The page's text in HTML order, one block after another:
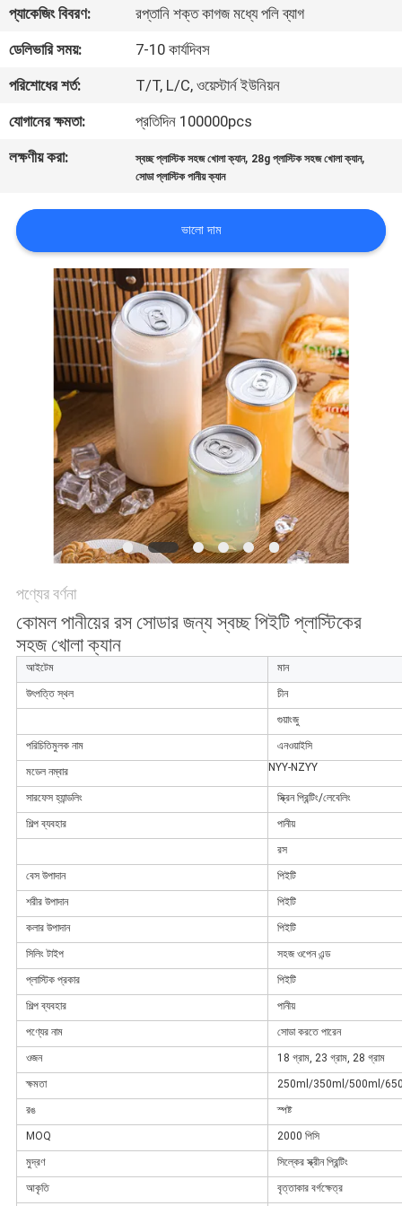
নিয়ন্ত্রণ
যোগাযোগ
করুন
খবর
কেস
PRIVACY
POLICY
প্যাকেজিং বিবরণ:
রপ্তানি শক্ত কাগজ মধ্যে পলি ব্যাগ
ডেলিভারি সময়:
7-10 কার্যদিবস
পরিশোধের শর্ত:
T/T, L/C, ওয়েস্টার্ন ইউনিয়ন
যোগানের ক্ষমতা:
প্রতিদিন 100000pcs
লক্ষণীয় করা:
স্বচ্ছ প্লাস্টিক সহজ খোলা ক্যান, 28g প্লাস্টিক সহজ খোলা ক্যান,
সোডা প্লাস্টিক পানীয় ক্যান
ভালো দাম
পণ্যের বর্ণনা
কোমল পানীয়ের রস সোডার জন্য স্বচ্ছ পিইটি প্লাস্টিকের
সহজ খোলা ক্যান
আইটেম মান
উৎপত্তি স্থল চীন
গুয়াংজু
পরিচিতিমুলক নাম এনওয়াইসি
মডেল নম্বার NYY-NZYY
সারফেস হ্যান্ডলিং স্ক্রিন প্রিন্টিং/লেবেলিং
শিল্প ব্যবহার পানীয়
রস
বেস উপাদান পিইটি
শরীর উপাদান পিইটি
কলার উপাদান পিইটি
সিলিং টাইপ সহজ ওপেন এন্ড
প্লাস্টিক প্রকার পিইটি
শিল্প ব্যবহার পানীয়
পণ্যের নাম সোডা করতে পারেন
ওজন 18 গ্রাম, 23 গ্রাম, 28 গ্রাম
ক্ষমতা 250ml/350ml/500ml/
রঙ স্পষ্ট
MOQ 2000 পিসি
মুদ্রণ সিল্কের স্ক্রীন প্রিন্টিং
আকৃতি বৃত্তাকার বর্গক্ষেত্র